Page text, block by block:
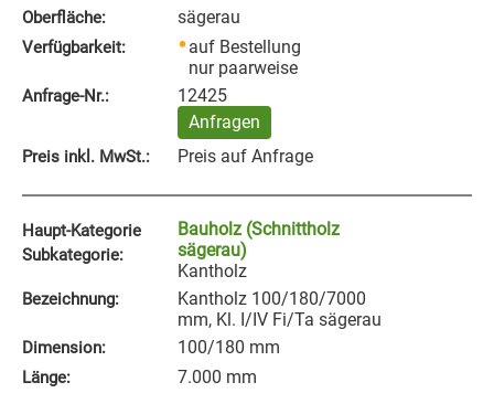
Oberfläche: sägerau
Verfügbarkeit:
auf Bestellung
nur paarweise
Anfrage‑Nr.:
12425
Anfragen
Preis inkl. MwSt.: Preis auf Anfrage
Haupt-Kategorie
Subkategorie:
Bauholz (Schnittholz
sägerau)
Kantholz
Bezeichnung:
Kantholz 100/180/7000
mm, Kl. I/IV Fi/Ta sägerau
Dimension: 100/180 mm
Länge: 7.000 mm